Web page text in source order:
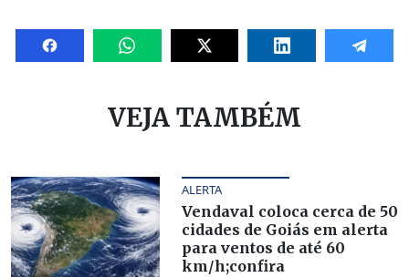
VEJA TAMBÉM
ALERTA
Vendaval coloca cerca de 50
cidades de Goiás em alerta
para ventos de até 60
km/h;confira